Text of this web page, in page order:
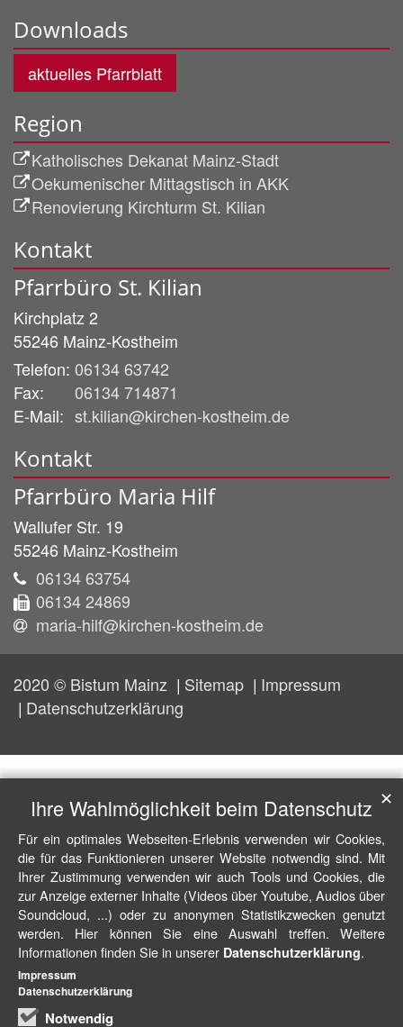
Downloads
aktuelles Pfarrblatt
Region
Katholisches Dekanat Mainz-Stadt
Oekumenischer Mittagstisch in AKK
Renovierung Kirchturm St. Kilian
Kontakt
Pfarrbüro St. Kilian
Kirchplatz 2
55246 Mainz-Kostheim
Telefon: 06134 63742
Fax:
06134 714871
E-Mail: st.kilian@kirchen-kostheim.de
Kontakt
Pfarrbüro Maria Hilf
Wallufer Str. 19
55246 Mainz-Kostheim
06134 63754
06134 24869
maria-hilf@kirchen-kostheim.de
2020 © Bistum Mainz Sitemap
Impressum
Datenschutzerklärung
Ihre Wahlmöglichkeit beim Datenschutz
Für ein optimales Webseiten-Erlebnis verwenden wir Cookies,
die für das Funktionieren unserer Website notwendig sind. Mit
Ihrer Zustimmung verwenden wir auch Tools und Cookies, die
zur Anzeige externer Inhalte (Videos über Youtube, Audios über
Soundcloud, ...) oder zu anonymen Statistikzwecken genutzt
werden. Hier können Sie eine Auswahl treffen. Weitere
Informationen finden Sie in unserer Datenschutzerklärung.
Notwendig
✕
Impressum
Datenschutzerklärung